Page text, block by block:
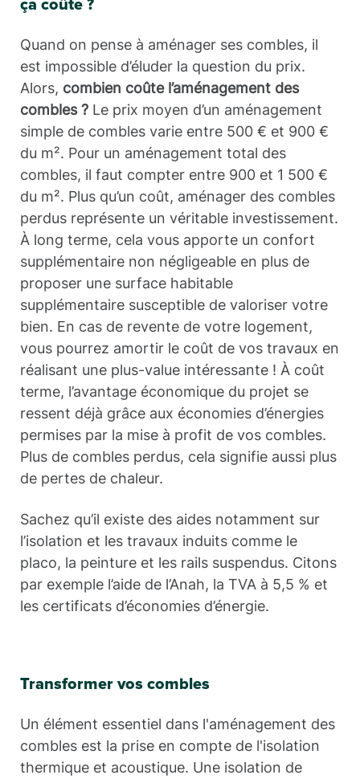
ça coûte ?
Quand on pense à aménager ses combles, il
est impossible d’éluder la question du prix.
Alors, combien coûte l’aménagement des
combles ? Le prix moyen d’un aménagement
simple de combles varie entre 500 € et 900 €
du m². Pour un aménagement total des
combles, il faut compter entre 900 et 1 500 €
du m². Plus qu’un coût, aménager des combles
perdus représente un véritable investissement.
À long terme, cela vous apporte un confort
supplémentaire non négligeable en plus de
proposer une surface habitable
supplémentaire susceptible de valoriser votre
bien. En cas de revente de votre logement,
vous pourrez amortir le coût de vos travaux en
réalisant une plus-value intéressante ! À coût
terme, l’avantage économique du projet se
ressent déjà grâce aux économies d’énergies
permises par la mise à profit de vos combles.
Plus de combles perdus, cela signifie aussi plus
de pertes de chaleur.
Sachez qu’il existe des aides notamment sur
l’isolation et les travaux induits comme le
placo, la peinture et les rails suspendus. Citons
par exemple l’aide de l’Anah, la TVA à 5,5 % et
les certificats d’économies d’énergie.
Transformer vos combles
Un élément essentiel dans l'aménagement des
combles est la prise en compte de l'isolation
thermique et acoustique. Une isolation de